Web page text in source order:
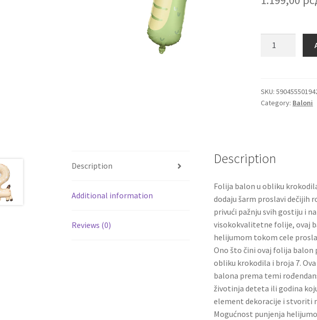
broj
7
73
SKU:
Category: Baloni
Description
Additional information
Reviews (0)
Description
Folija balon u obliku
dodaju šarm proslavi dečijih
privući pažnju svih gostiju i
visokokvalitetne folije, ovaj
helijumom tokom cele
Ono što čini ovaj folija balon
obliku krokodila i broja 7.
balona prema temi
životinja deteta ili godina
element dekoracije i stvoriti
Mogućnost punjenja